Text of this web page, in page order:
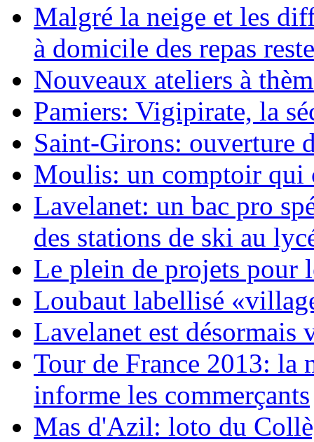
Malgré la neige et les
à domicile des repas
Nouveaux ateliers à
Pamiers: Vigipirate, la
Saint-Girons: ouverture
Moulis: un comptoir qui
Lavelanet: un bac pro
des stations de ski au
Le plein de projets pour
Loubaut labellisé
Lavelanet est désormais
Tour de France 2013: la
informe les commerçants
Mas d'Azil: loto du